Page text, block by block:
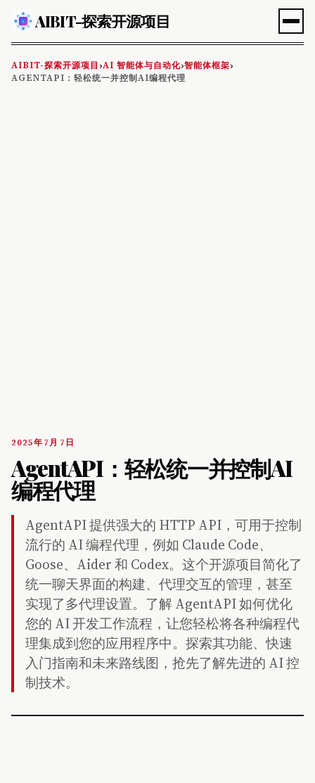
AIBIT-探索开源项目
AIBIT-探索开源项目 ›AI 智能体与自动化›智能体框架›
AGENTAPI：轻松统一并控制AI编程代理
2025年7月7日
AgentAPI：轻松统一并控制AI
编程代理
AgentAPI 提供强大的 HTTP API，可用于控制
流行的 AI 编程代理，例如 Claude Code、
Goose、Aider 和 Codex。这个开源项目简化了
统一聊天界面的构建、代理交互的管理，甚至
实现了多代理设置。了解 AgentAPI 如何优化
您的 AI 开发工作流程，让您轻松将各种编程代
理集成到您的应用程序中。探索其功能、快速
入门指南和未来路线图，抢先了解先进的 AI 控
制技术。